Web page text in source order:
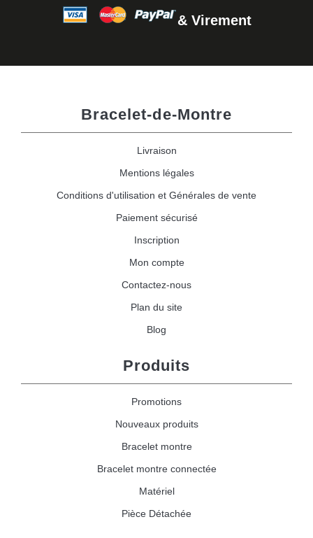
& Virement
Bracelet-de-Montre
Livraison
Mentions légales
Conditions d'utilisation et Générales de vente
Paiement sécurisé
Inscription
Mon compte
Contactez-nous
Plan du site
Blog
Produits
Promotions
Nouveaux produits
Bracelet montre
Bracelet montre connectée
Matériel
Pièce Détachée